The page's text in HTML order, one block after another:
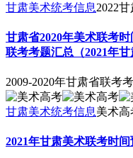
甘肃美术统考信息2022
甘肃省2020年美术联考
联考考题汇总（2021年甘
2009-2020年甘肃省联考
甘肃美术统考信息美术高
2021年甘肃美术联考时间